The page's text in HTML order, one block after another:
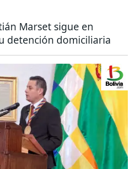
Marset sigue en
detención domiciliaria